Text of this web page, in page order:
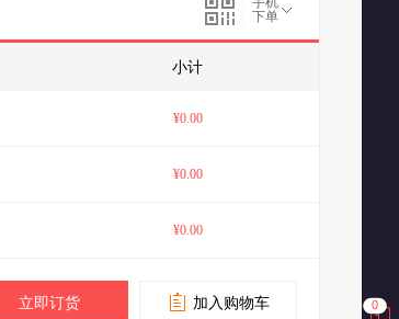
下单
小计
¥0.00
¥0.00
¥0.00
立即订货 加入购物车 0